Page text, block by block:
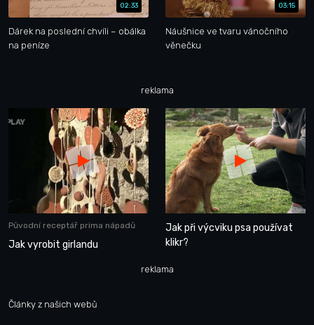
02:33
Dárek na poslední chvíli – obálka
na peníze
03:15
Náušnice ve tvaru vánočního
věnečku
reklama
Původní receptář prima nápadů
Jak vyrobit girlandu
Jak při výcviku psa používat
klikr?
reklama
Články z našich webů